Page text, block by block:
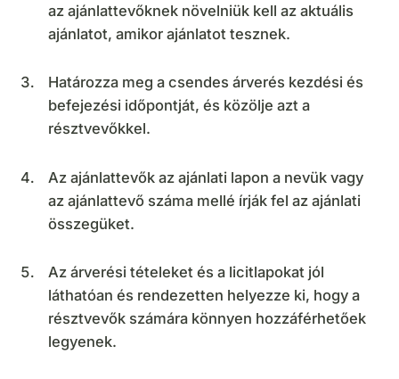
az ajánlattevőknek növelniük kell az aktuális
ajánlatot, amikor ajánlatot tesznek.
Határozza meg a csendes árverés kezdési és
befejezési időpontját, és közölje azt a
résztvevőkkel.
Az ajánlattevők az ajánlati lapon a nevük vagy
az ajánlattevő száma mellé írják fel az ajánlati
összegüket.
Az árverési tételeket és a licitlapokat jól
láthatóan és rendezetten helyezze ki, hogy a
résztvevők számára könnyen hozzáférhetőek
legyenek.